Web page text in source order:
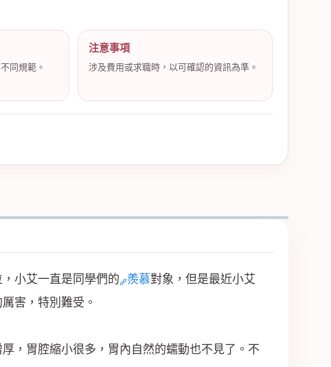
同規範。
注意事項
涉及費用或求職時，以可確認的資訊為準。
小艾一直是同學們的 羨慕對象，但是最近小艾
害，特別難受。
，胃腔縮小很多，胃內自然的蠕動也不見了。不